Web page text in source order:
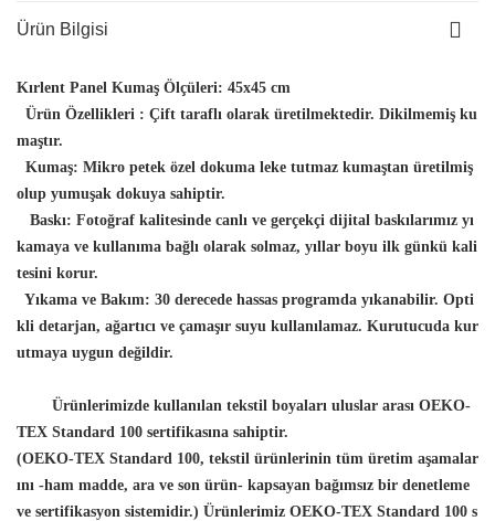
Ürün Bilgisi
Kırlent Panel Kumaş Ölçüleri: 45x45 cm
Ürün Özellikleri : Çift taraflı olarak üretilmektedir. Dikilmemiş ku
maştır.
Kumaş: Mikro petek özel dokuma leke tutmaz kumaştan üretilmiş
olup yumuşak dokuya sahiptir.
Baskı: Fotoğraf kalitesinde canlı ve gerçekçi dijital baskılarımız yı
kamaya ve kullanıma bağlı olarak solmaz, yıllar boyu ilk günkü kali
tesini korur.
Yıkama ve Bakım: 30 derecede hassas programda yıkanabilir. Opti
kli detarjan, ağartıcı ve çamaşır suyu kullanılamaz. Kurutucuda kur
utmaya uygun değildir.
Ürünlerimizde kullanılan tekstil boyaları uluslar arası OEKO-
TEX Standard 100 sertifikasına sahiptir.
(OEKO-TEX Standard 100, tekstil ürünlerinin tüm üretim aşamalar
ını -ham madde, ara ve son ürün- kapsayan bağımsız bir denetleme
ve sertifikasyon sistemidir.) Ürünlerimiz OEKO-TEX Standard 100 s